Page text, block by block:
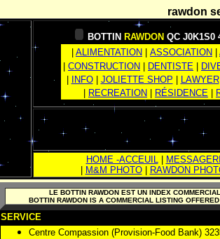
rawdon
BOTTIN RAWDON QC J0K1S0
ALIMENTATION ASSOCIATION
CONSTRUCTION DENTISTE
INFO JOLIETTE SHOP LAWYER
RECREATION RÉSIDENCE
HOME -ACCEUIL|
M&M PHOTO| RAWDON
LE BOTTIN RAWDON EST UN INDEX
BOTTIN RAWDON IS A COMMERCIAL LISTING
SERVICE
Centre Compassion (Provision-Food Bank)